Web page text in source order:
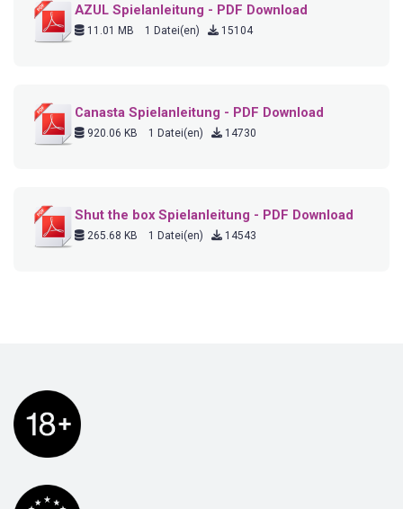
AZUL Spielanleitung - PDF Download
11.01 MB 1 Datei(en) 15104
Canasta Spielanleitung - PDF Download
920.06 KB 1 Datei(en) 14730
Shut the box Spielanleitung - PDF Download
265.68 KB 1 Datei(en) 14543